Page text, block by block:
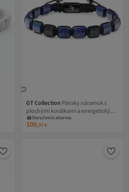
GT Collection Pánsky náramok s
plochými korálkami a energetickými
kameňmi LAPIS LAZULI, univerzálna
veľkosť a nastaviteľná šnúrka
Doručenie zdarma
109,97€